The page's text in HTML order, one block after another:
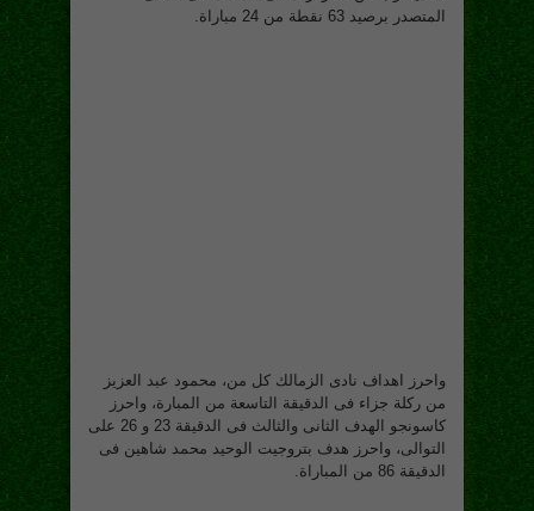
المتصدر برصيد 63 نقطة من 24 مباراة.
واحرز اهداف نادى الزمالك كل من، محمود عبد العزيز
من ركلة جزاء فى الدقيقة التاسعة من المبارة، واحرز
كاسونجو الهدف الثانى والثالث فى الدقيقة 23 و 26 على
التوالى، واحرز هدف بتروجيت الوحيد محمد شاهين فى
الدقيقة 86 من المباراة.